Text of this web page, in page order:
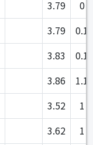
3.79 0
3.79 0.1
3.83 0.1
3.86 1.1
3.52 1
3.62 1